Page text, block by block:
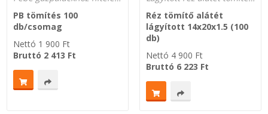
PB tömítés 100
db/csomag
Nettó 1 900 Ft
Bruttó 2 413 Ft
Réz tömítő alátét
lágyított 14x20x1.5 (100
db)
Nettó 4 900 Ft
Bruttó 6 223 Ft